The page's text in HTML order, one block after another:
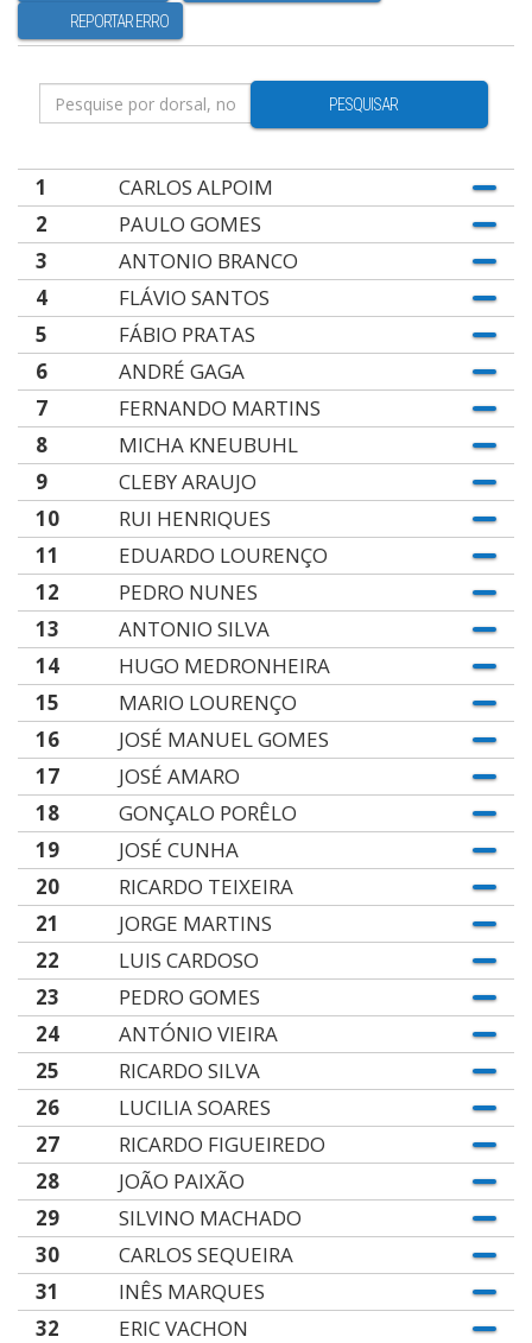
REPORTAR ERRO
PESQUISAR
1
CARLOS ALPOIM
2
PAULO GOMES
3
ANTONIO BRANCO
4
FLÁVIO SANTOS
5
FÁBIO PRATAS
6
ANDRÉ GAGA
7
FERNANDO MARTINS
8
MICHA KNEUBUHL
9
CLEBY ARAUJO
10
RUI HENRIQUES
11
EDUARDO LOURENÇO
12
PEDRO NUNES
13
ANTONIO SILVA
14
HUGO MEDRONHEIRA
15
MARIO LOURENÇO
16
JOSÉ MANUEL GOMES
17
JOSÉ AMARO
18
GONÇALO PORÊLO
19
JOSÉ CUNHA
20
RICARDO TEIXEIRA
21
JORGE MARTINS
22
LUIS CARDOSO
23
PEDRO GOMES
24
ANTÓNIO VIEIRA
25
RICARDO SILVA
26
LUCILIA SOARES
27
RICARDO FIGUEIREDO
28
JOÃO PAIXÃO
29
SILVINO MACHADO
30
CARLOS SEQUEIRA
31
INÊS MARQUES
32
ERIC VACHON